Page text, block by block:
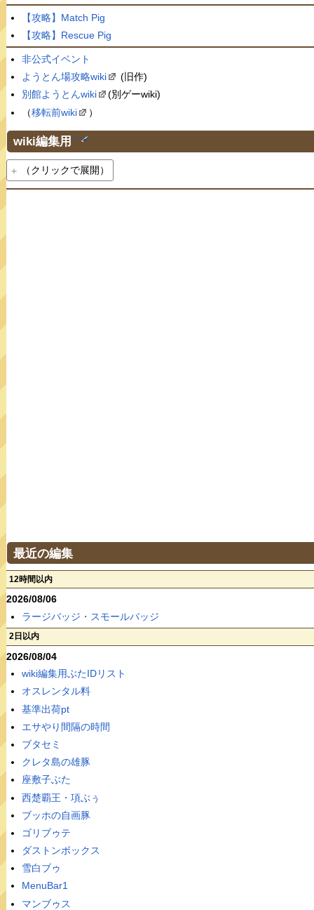
【攻略】Match Pig
【攻略】Rescue Pig
非公式イベント
ようとん場攻略wiki
(旧作)
別館ようとんwiki
(別ゲーwiki)
（移転前wiki ）
wiki編集用 †
（クリックで展開）
最近の編集
12時間以内
2026/08/06
ラージバッジ・スモールバッジ
2日以内
2026/08/04
wiki編集用ぶたIDリスト
オスレンタル料
基準出荷pt
エサやり間隔の時間
ブタセミ
クレタ島の雄豚
座敷子ぶた
西楚覇王・項ぶぅ
ブッホの自画豚
ゴリブゥテ
ダストンボックス
雪白ブゥ
MenuBar1
マンブゥス